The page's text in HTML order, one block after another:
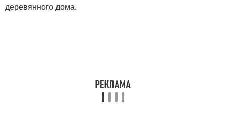
деревянного дома.